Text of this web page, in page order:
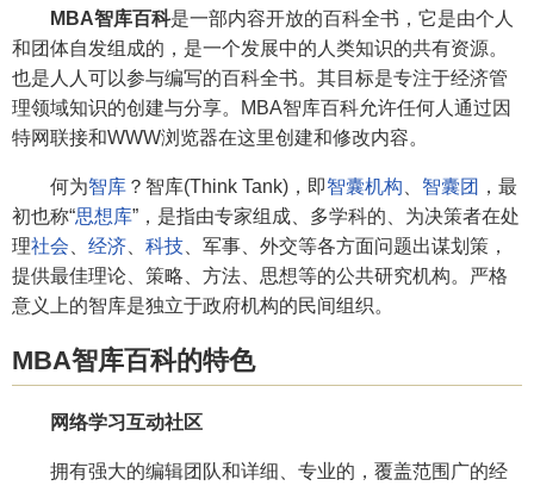
MBA智库百科是一部内容开放的百科全书，它是由个人
和团体自发组成的，是一个发展中的人类知识的共有资源。
也是人人可以参与编写的百科全书。其目标是专注于经济管
理领域知识的创建与分享。MBA智库百科允许任何人通过因
特网联接和WWW浏览器在这里创建和修改内容。
何为智库 ？智库(Think Tank)，即智囊机构 智囊团 ，最
初也称“思想库”，是指由专家组成、多学科的、为决策者在处
理社会 经济 科技 、军事、外交等各方面问题出谋划策，
提供最佳理论、策略、方法、思想等的公共研究机构。严格
意义上的智库是独立于政府机构的民间组织。
MBA智库百科的特色
网络学习互动社区
拥有强大的编辑团队和详细、专业的，覆盖范围广的经